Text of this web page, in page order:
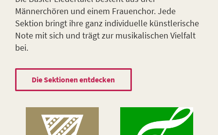
Männerchören und einem Frauenchor. Jede
Sektion bringt ihre ganz individuelle künstlerische
Note mit sich und trägt zur musikalischen Vielfalt
bei.
Die Sektionen entdecken